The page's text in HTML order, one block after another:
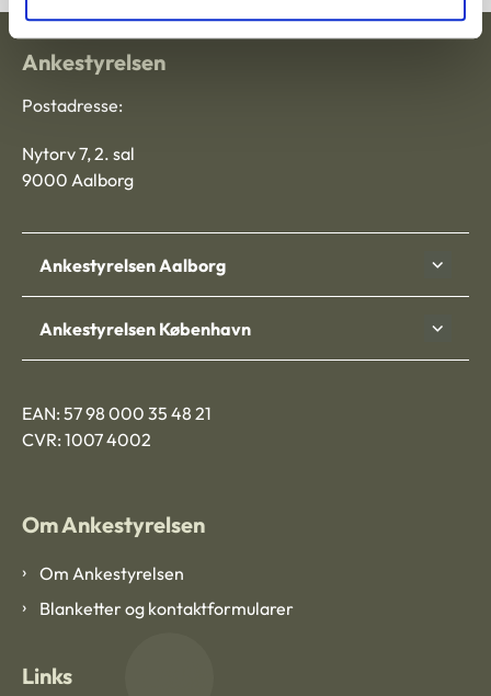
Ankestyrelsen
Postadresse:
Nytorv 7, 2. sal
9000 Aalborg
Ankestyrelsen Aalborg
Ankestyrelsen København
EAN: 57 98 000 35 48 21
CVR: 1007 4002
Om Ankestyrelsen
Om Ankestyrelsen
Blanketter og kontaktformularer
Links